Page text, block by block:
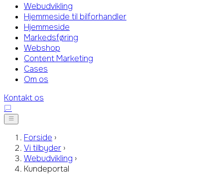
Webudvikling
Hjemmeside til bilforhandler
Hjemmeside
Markedsføring
Webshop
Content Marketing
Cases
Om os
Kontakt os
Forside ›
Vi tilbyder ›
Webudvikling ›
Kundeportal